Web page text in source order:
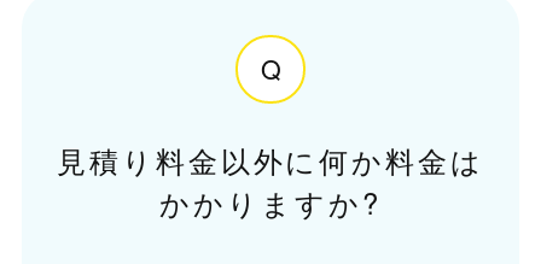
Q
見積り料金以外に何か料金は
かかりますか?